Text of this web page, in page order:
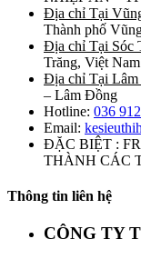
Địa chỉ Tại
Thành phố
Địa chỉ Tại Sóc
Trăng, Việt Nam
Địa chỉ Tại
– Lâm Đồng
Hotline: 036
Email:
ĐẶC BIỆT :
THÀNH CÁC
Thông tin liên hệ
CÔNG TY